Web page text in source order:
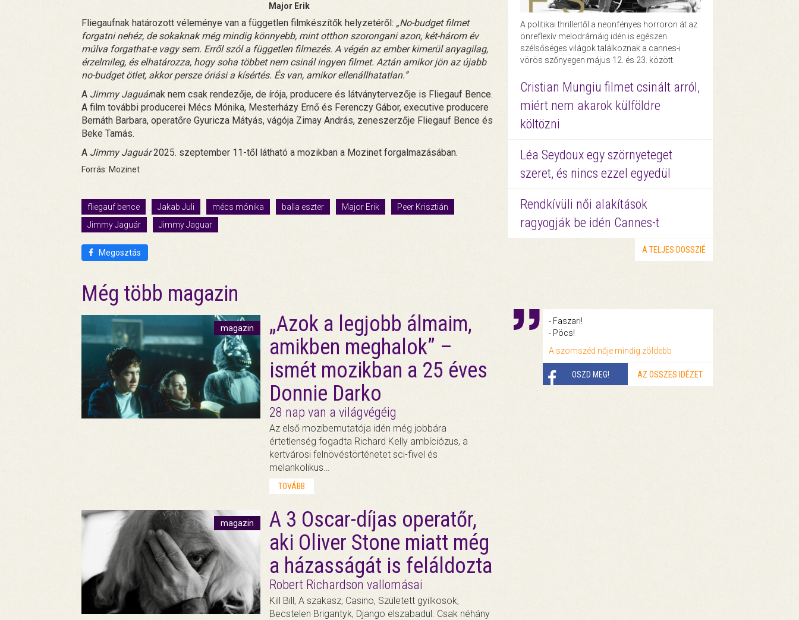
Major Erik
Fliegaufnak határozott véleménye van a független filmkészítők helyzetéről: „No-budget filmet
forgatni nehéz, de sokaknak még mindig könnyebb, mint otthon szorongani azon, két-három év
múlva forgathat-e vagy sem. Erről szól a független filmezés. A végén az ember kimerül anyagilag,
érzelmileg, és elhatározza, hogy soha többet nem csinál ingyen filmet. Aztán amikor jön az újabb
no-budget ötlet, akkor persze óriási a kísértés. És van, amikor ellenállhatatlan.”
A Jimmy Jaguárnak nem csak rendezője, de írója, producere és látványtervezője is Fliegauf Bence.
A film további producerei Mécs Mónika, Mesterházy Ernő és Ferenczy Gábor, executive producere
Bernáth Barbara, operatőre Gyuricza Mátyás, vágója Zimay András, zeneszerzője Fliegauf Bence és
Beke Tamás.
A Jimmy Jaguár2025. szeptember 11-től látható a mozikban a Mozinet forgalmazásában.
Forrás: Mozinet
fliegauf bence Jakab Juli mécs mónika balla eszter Major Erik
Peer Krisztián
Jimmy Jaguár
Jimmy Jaguar
Megosztás
Még több magazin
magazin
„Azok a legjobb álmaim,
amikben meghalok” –
ismét mozikban a 25 éves
Donnie Darko
28 nap van a világvégéig
Az első mozibemutatója idén még jobbára
értetlenség fogadta Richard Kelly ambíciózus, a
kertvárosi felnövéstörténetet sci-fivel és
melankolikus…
TOVÁBB
magazin
A 3 Oscar-díjas operatőr,
aki Oliver Stone miatt még
a házasságát is feláldozta
Robert Richardson vallomásai
Kill Bill, A szakasz, Casino, Született gyilkosok,
Becstelen Brigantyk, Django elszabadul. Csak néhány
A politikai thrillertől a neonfényes horroron át az
önreflexív melodrámáig idén is egészen
szélsőséges világok találkoznak a cannes-i
vörös szőnyegen május 12. és 23. között.
Cristian Mungiu filmet csinált arról,
miért nem akarok külföldre
költözni
Léa Seydoux egy szörnyeteget
szeret, és nincs ezzel egyedül
Rendkívüli női alakítások
ragyogják be idén Cannes-t
A TELJES DOSSZIÉ
- Faszari!
- Pöcs!
A szomszéd nője mindig zöldebb
OSZD MEG! AZ ÖSSZES IDÉZET